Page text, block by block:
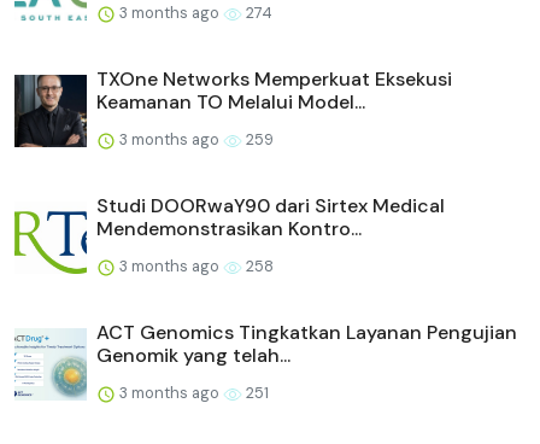
3 months ago 274
TXOne Networks Memperkuat Eksekusi
Keamanan TO Melalui Model...
3 months ago 259
Studi DOORwaY90 dari Sirtex Medical
Mendemonstrasikan Kontro...
3 months ago 258
ACT Genomics Tingkatkan Layanan Pengujian
Genomik yang telah...
3 months ago 251